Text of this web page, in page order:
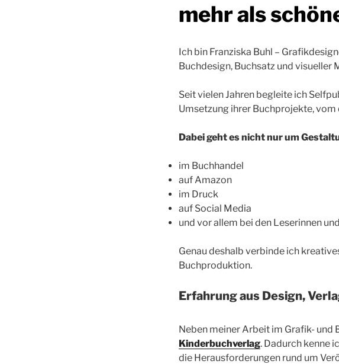
mehr als
Ich bin Franziska Buhl –
Buchdesign, Buchsatz und visueller
Seit vielen Jahren begleite ich
Umsetzung ihrer Buchprojekte,
Dabei geht es nicht nur um
im Buchhandel
auf Amazon
im Druck
auf Social Media
und vor allem bei den Leserinnen
Genau deshalb verbinde ich
Buchproduktion.
Erfahrung aus Design,
Neben meiner Arbeit im Grafik- und
Kinderbuchverlag. Dadurch kenne
die Herausforderungen rund um